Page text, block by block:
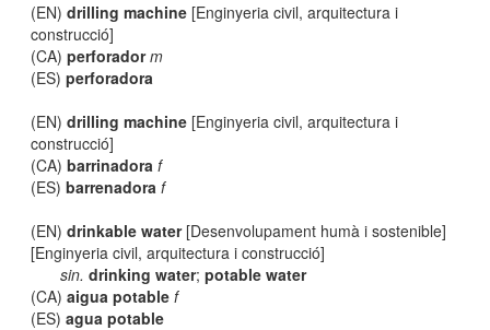
(EN)drilling machine [Enginyeria civil, arquitectura i
construcció]
(CA)perforador m
(ES)perforadora
(EN)drilling machine [Enginyeria civil, arquitectura i
construcció]
(CA)barrinadora f
(ES)barrenadora f
(EN)drinkable water[Desenvolupament humà i sostenible]
[Enginyeria civil, arquitectura i construcció]
sin. drinking water; potable water
(CA)aigua potable f
(ES)agua potable